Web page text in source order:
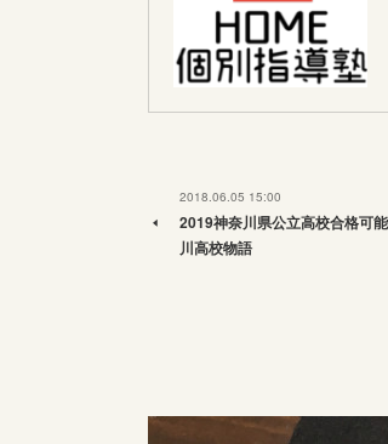
2018.06.05 15:00
2019神奈川県公立高校合格可
川高校物語